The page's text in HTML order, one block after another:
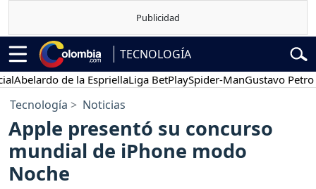
TECNOLOGÍA
de la EspriellaLiga BetPlaySpider-ManGustavo Petro
Tecnología Noticias
Apple presentó su concurso
mundial de iPhone modo
Noche